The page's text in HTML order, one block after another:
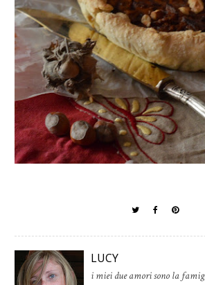
LUCY
i miei due amori sono la